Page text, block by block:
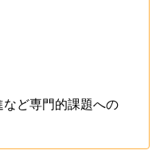
ど専門的課題への